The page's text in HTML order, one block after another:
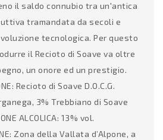
il saldo connubio tra un'antica
tramandata da secoli e
tecnologica. Per questo
il Recioto di Soave va oltre
un onore ed un prestigio.
Recioto di Soave D.O.C.G.
3% Trebbiano di Soave
ALCOLICA: 13% vol.
Zona della Vallata d’Alpone, a